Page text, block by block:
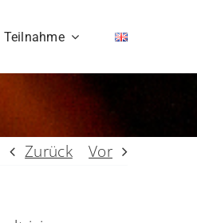
Teilnahme
Zurück Vor